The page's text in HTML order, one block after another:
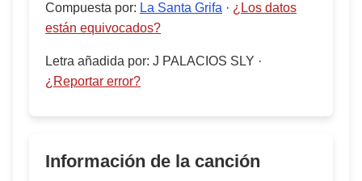
Compuesta por: La Santa Grifa · ¿Los datos
están equivocados?
Letra añadida por: J PALACIOS SLY ·
¿Reportar error?
Información de la canción